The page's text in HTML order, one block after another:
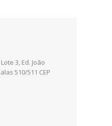
3, Ed. João
510/511 CEP